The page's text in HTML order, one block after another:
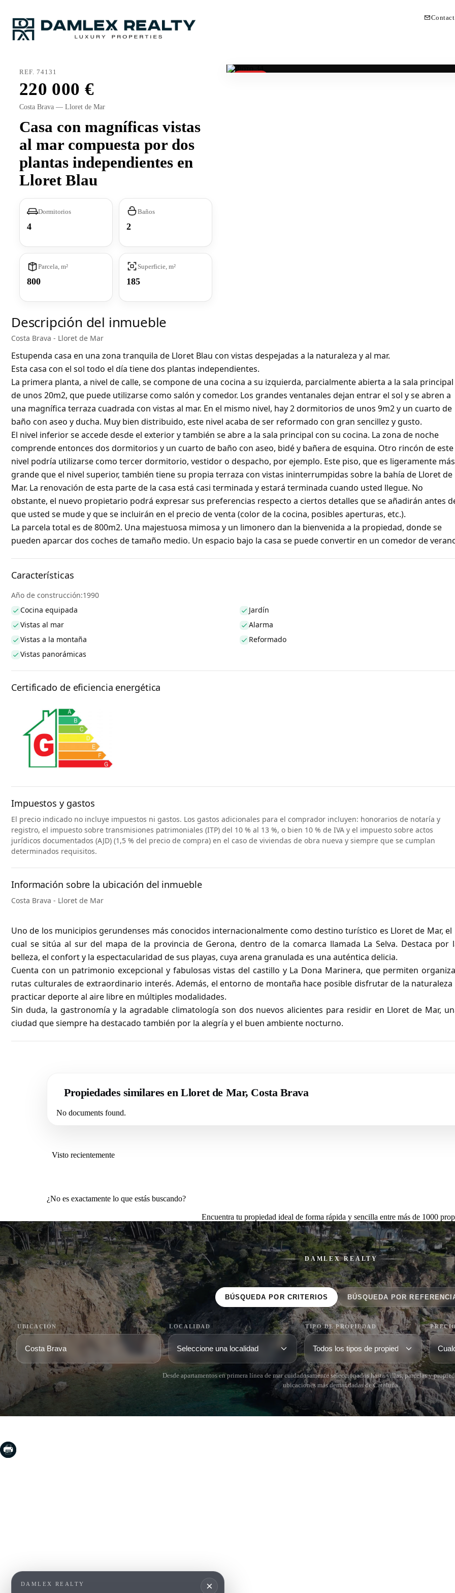
×
DAMLEX REALTY
Contact
REF. 74131
220 000
Costa Brava — Lloret de Mar
Casa con magníficas vistas
al mar compuesta por dos
plantas independientes en
Lloret Blau
Dormitorios
4
Baños
2
Parcela, m²
800
Superficie, m²
185
Descripción del inmueble
Costa Brava - Lloret de Mar
Estupenda casa en una zona tranquila de Lloret Blau con vistas despejadas a la naturaleza y al mar.
Esta casa con el sol todo el día tiene dos plantas independientes.
La primera planta, a nivel de calle, se compone de una cocina a su izquierda, parcialmente abierta a la sala principal
de unos 20m2, que puede utilizarse como salón y comedor. Los grandes ventanales dejan entrar el sol y se abren a
una magnífica terraza cuadrada con vistas al mar. En el mismo nivel, hay 2 dormitorios de unos 9m2 y un cuarto de
baño con aseo y ducha. Muy bien distribuido, este nivel acaba de ser reformado con gran sencillez y gusto.
El nivel inferior se accede desde el exterior y también se abre a la sala principal con su cocina. La zona de noche
comprende entonces dos dormitorios y un cuarto de baño con aseo, bidé y bañera de esquina. Otro rincón de este
nivel podría utilizarse como tercer dormitorio, vestidor o despacho, por ejemplo. Este piso, que es ligeramente más
grande que el nivel superior, también tiene su propia terraza con vistas ininterrumpidas sobre la bahía de Lloret de
Mar. La renovación de esta parte de la casa está casi terminada y estará terminada cuando usted llegue. No
obstante, el nuevo propietario podrá expresar sus preferencias respecto a ciertos detalles que se añadirán antes
que usted se mude y que se incluirán en el precio de venta (color de la cocina, posibles aperturas, etc.).
La parcela total es de 800m2. Una majestuosa mimosa y un limonero dan la bienvenida a la propiedad, donde se
pueden aparcar dos coches de tamaño medio. Un espacio bajo la casa se puede convertir en un comedor de
Características
Año de construcción:1990
Cocina equipada
Jardín
Vistas al mar
Alarma
Vistas a la montaña
Reformado
Vistas panorámicas
Certificado de eficiencia energética
Impuestos y gastos
El precio indicado no incluye impuestos ni gastos. Los gastos adicionales para el comprador incluyen: honorarios de notaría y
registro, el impuesto sobre transmisiones patrimoniales (ITP) del 10 % al 13 %, o bien 10 % de IVA y el impuesto sobre actos
jurídicos documentados (AJD) (1,5 % del precio de compra) en el caso de viviendas de obra nueva y siempre que se cumplan
determinados requisitos.
Información sobre la ubicación del inmueble
Costa Brava - Lloret de Mar
Uno de los municipios gerundenses más conocidos internacionalmente como destino turístico es Lloret de Mar, el
cual se sitúa al sur del mapa de la provincia de Gerona, dentro de la comarca llamada La Selva. Destaca por
belleza, el confort y la espectacularidad de sus playas, cuya arena granulada es una auténtica delicia.
Cuenta con un patrimonio excepcional y fabulosas vistas del castillo y La Dona Marinera, que permiten
rutas culturales de extraordinario interés. Además, el entorno de montaña hace posible disfrutar de la naturaleza
practicar deporte al aire libre en múltiples modalidades.
Sin duda, la gastronomía y la agradable climatología son dos nuevos alicientes para residir en Lloret de Mar,
ciudad que siempre ha destacado también por la alegría y el buen ambiente nocturno.
Propiedades similares en Lloret de Mar, Costa Brava
No documents found.
Visto recientemente
¿No es exactamente lo que estás buscando?
Encuentra tu propiedad ideal de forma rápida y sencilla entre más de 1000
DAMLEX REALTY
BÚSQUEDA POR CRITERIOS BÚSQUEDA POR
UBICACIÓN LOCALIDAD TIPO DE PROPIEDAD
Desde apartamentos en primera línea de mar cuidadosamente seleccionados hasta villas, parcelas y
ubicaciones más demandadas de Cataluña.
Begur